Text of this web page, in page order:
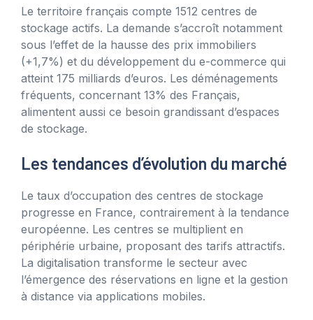
Le territoire français compte 1512 centres de
stockage actifs. La demande s’accroît notamment
sous l’effet de la hausse des prix immobiliers
(+1,7%) et du développement du e-commerce qui
atteint 175 milliards d’euros. Les déménagements
fréquents, concernant 13% des Français,
alimentent aussi ce besoin grandissant d’espaces
de stockage.
Les tendances d’évolution du marché
Le taux d’occupation des centres de stockage
progresse en France, contrairement à la tendance
européenne. Les centres se multiplient en
périphérie urbaine, proposant des tarifs attractifs.
La digitalisation transforme le secteur avec
l’émergence des réservations en ligne et la gestion
à distance via applications mobiles.